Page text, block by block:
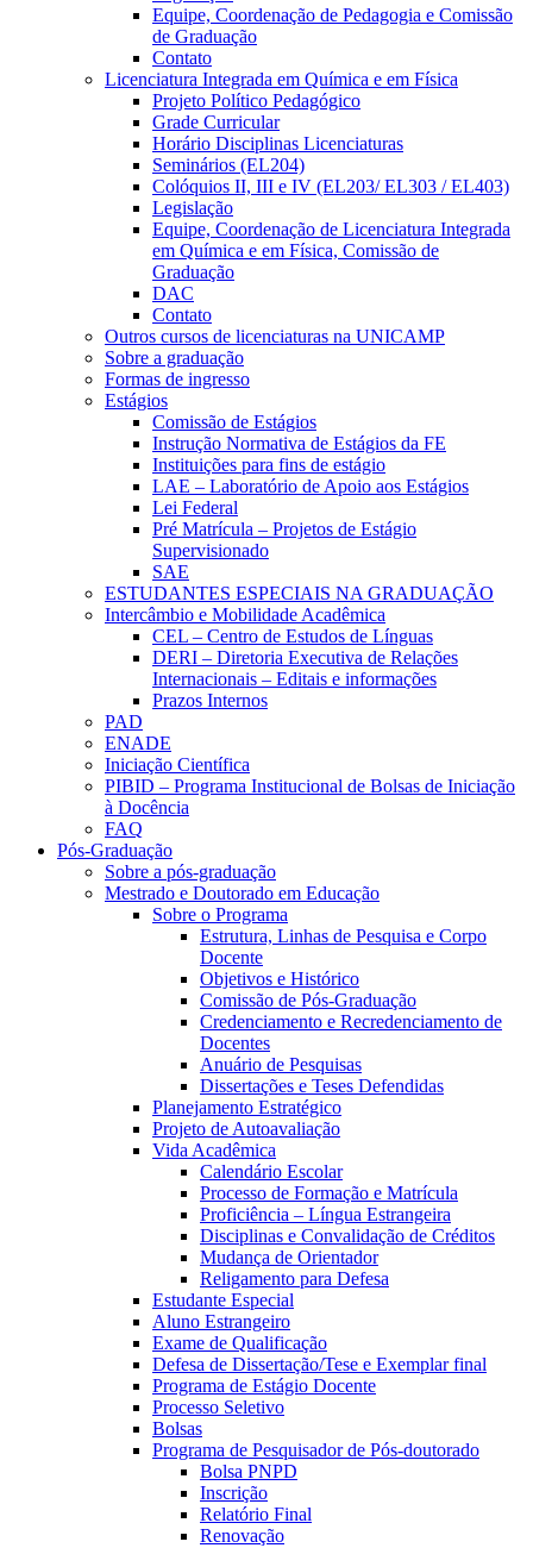
Equipe, Coordenação de Pedagogia e Comissão
de Graduação
Contato
Licenciatura Integrada em Química e em Física
Projeto Político Pedagógico
Grade Curricular
Horário Disciplinas Licenciaturas
Seminários (EL204)
Colóquios II, III e IV (EL203/ EL303 / EL403)
Legislação
Equipe, Coordenação de Licenciatura Integrada
em Química e em Física, Comissão de
Graduação
DAC
Contato
Outros cursos de licenciaturas na UNICAMP
Sobre a graduação
Formas de ingresso
Estágios
Comissão de Estágios
Instrução Normativa de Estágios da FE
Instituições para fins de estágio
LAE – Laboratório de Apoio aos Estágios
Lei Federal
Pré Matrícula – Projetos de Estágio
Supervisionado
SAE
ESTUDANTES ESPECIAIS NA GRADUAÇÃO
Intercâmbio e Mobilidade Acadêmica
CEL – Centro de Estudos de Línguas
DERI – Diretoria Executiva de Relações
Internacionais – Editais e informações
Prazos Internos
PAD
ENADE
Iniciação Científica
PIBID – Programa Institucional de Bolsas de Iniciação
à Docência
FAQ
Pós-Graduação
Sobre a pós-graduação
Mestrado e Doutorado em Educação
Sobre o Programa
Estrutura, Linhas de Pesquisa e Corpo
Docente
Objetivos e Histórico
Comissão de Pós-Graduação
Credenciamento e Recredenciamento de
Docentes
Anuário de Pesquisas
Dissertações e Teses Defendidas
Planejamento Estratégico
Projeto de Autoavaliação
Vida Acadêmica
Calendário Escolar
Processo de Formação e Matrícula
Proficiência – Língua Estrangeira
Disciplinas e Convalidação de Créditos
Mudança de Orientador
Religamento para Defesa
Estudante Especial
Aluno Estrangeiro
Exame de Qualificação
Defesa de Dissertação/Tese e Exemplar final
Programa de Estágio Docente
Processo Seletivo
Bolsas
Programa de Pesquisador de Pós-doutorado
Bolsa PNPD
Inscrição
Relatório Final
Renovação